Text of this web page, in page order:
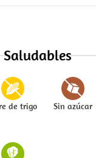
de trigo Sin azúcar